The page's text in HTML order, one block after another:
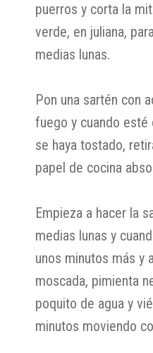
puerros y corta la
verde, en juliana,
medias lunas.
Pon una sartén con
fuego y cuando esté
se haya tostado,
papel de cocina
Empieza a hacer la
medias lunas y
unos minutos más y
moscada, pimienta
poquito de agua y
minutos moviendo